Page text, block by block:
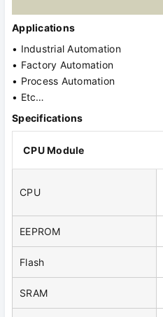
Applications
• Industrial Automation
• Factory Automation
• Process Automation
• Etc…
Specifications
CPU Module
CPU
EEPROM
Flash
SRAM